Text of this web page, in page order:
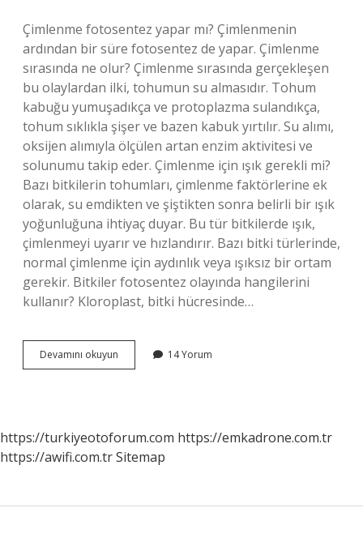
Çimlenme fotosentez yapar mı? Çimlenmenin
ardından bir süre fotosentez de yapar. Çimlenme
sırasında ne olur? Çimlenme sırasında gerçekleşen
bu olaylardan ilki, tohumun su almasıdır. Tohum
kabuğu yumuşadıkça ve protoplazma sulandıkça,
tohum sıklıkla şişer ve bazen kabuk yırtılır. Su alımı,
oksijen alımıyla ölçülen artan enzim aktivitesi ve
solunumu takip eder. Çimlenme için ışık gerekli mi?
Bazı bitkilerin tohumları, çimlenme faktörlerine ek
olarak, su emdikten ve şiştikten sonra belirli bir ışık
yoğunluğuna ihtiyaç duyar. Bu tür bitkilerde ışık,
çimlenmeyi uyarır ve hızlandırır. Bazı bitki türlerinde,
normal çimlenme için aydınlık veya ışıksız bir ortam
gerekir. Bitkiler fotosentez olayında hangilerini
kullanır? Kloroplast, bitki hücresinde…
Devamını okuyun Çimlenme
Olayında
14 Yorum
https://turkiyeotoforum.com https://emkadrone.com.tr
https://awifi.com.trSitemap